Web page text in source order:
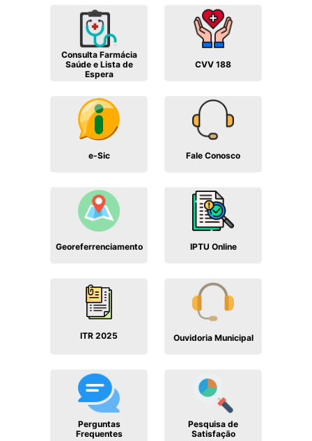
Consulta Farmácia
Saúde e Lista de
Espera
CVV 188
e-Sic Fale Conosco
Georeferrenciamento IPTU Online
ITR 2025 Ouvidoria Municipal
Perguntas
Frequentes
Pesquisa de
Satisfação